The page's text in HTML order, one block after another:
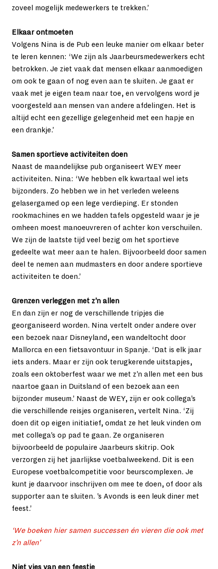
zoveel mogelijk medewerkers te trekken.’
Elkaar ontmoeten
Volgens Nina is de Pub een leuke manier om elkaar beter
te leren kennen: ‘We zijn als Jaarbeursmedewerkers echt
betrokken. Je ziet vaak dat mensen elkaar aanmoedigen
om ook te gaan of nog even aan te sluiten. Je gaat er
vaak met je eigen team naar toe, en vervolgens word je
voorgesteld aan mensen van andere afdelingen. Het is
altijd echt een gezellige gelegenheid met een hapje en
een drankje.’
Samen sportieve activiteiten doen
Naast de maandelijkse pub organiseert WEY meer
activiteiten. Nina: ‘We hebben elk kwartaal wel iets
bijzonders. Zo hebben we in het verleden weleens
gelasergamed op een lege verdieping. Er stonden
rookmachines en we hadden tafels opgesteld waar je je
omheen moest manoeuvreren of achter kon verschuilen.
We zijn de laatste tijd veel bezig om het sportieve
gedeelte wat meer aan te halen. Bijvoorbeeld door samen
deel te nemen aan mudmasters en door andere sportieve
activiteiten te doen.’
Grenzen verleggen met z’n allen
En dan zijn er nog de verschillende tripjes die
georganiseerd worden. Nina vertelt onder andere over
een bezoek naar Disneyland, een wandeltocht door
Mallorca en een fietsavontuur in Spanje. ‘Dat is elk jaar
iets anders. Maar er zijn ook terugkerende uitstapjes,
zoals een oktoberfest waar we met z’n allen met een bus
naartoe gaan in Duitsland of een bezoek aan een
bijzonder museum.’ Naast de WEY, zijn er ook collega’s
die verschillende reisjes organiseren, vertelt Nina. ‘Zij
doen dit op eigen initiatief, omdat ze het leuk vinden om
met collega’s op pad te gaan. Ze organiseren
bijvoorbeeld de populaire Jaarbeurs skitrip. Ook
verzorgen zij het jaarlijkse voetbalweekend. Dit is een
Europese voetbalcompetitie voor beurscomplexen. Je
kunt je daarvoor inschrijven om mee te doen, of door als
supporter aan te sluiten. ’s Avonds is een leuk diner met
feest.’
‘We boeken hier samen successen én vieren die ook met
z’n allen’
Niet vies van een feestje